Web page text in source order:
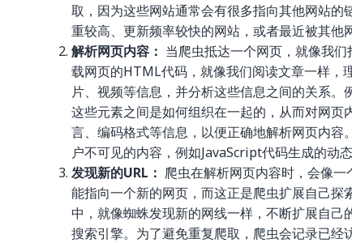
取，因为这些网站通常会有很多指向其他网站
重较高、更新频率较快的网站，或者最近被其他
解析网页内容： 当爬虫抵达一个网页，就像我
载网页的HTML代码，就像我们阅读文章一样，
片、视频等信息，并分析这些信息之间的关系
这些元素之间是如何组织在一起的，从而对网
言、编码格式等信息，以便正确地解析网页内
户不可见的内容，例如JavaScript代码生成的动
发现新的URL： 爬虫在解析网页内容时，会像
能指向一个新的网页，而这正是爬虫扩展自己
中，就像蜘蛛发现新的网线一样，不断扩展自
搜索引擎。为了避免重复爬取，爬虫会记录已经